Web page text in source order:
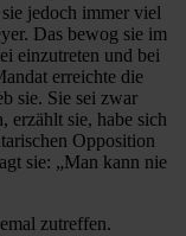
jedoch immer viel
Das bewog sie im
einzutreten und bei
erreichte die
sie. Sie sei zwar
erzählt sie, habe sich
Opposition
sie: „Man kann nie
zutreffen.